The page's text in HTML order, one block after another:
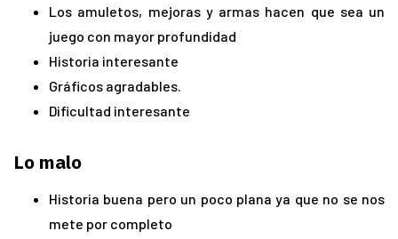
Los amuletos, mejoras y armas hacen que sea un
juego con mayor profundidad
Historia interesante
Gráficos agradables.
Dificultad interesante
Lo malo
Historia buena pero un poco plana ya que no se nos
mete por completo